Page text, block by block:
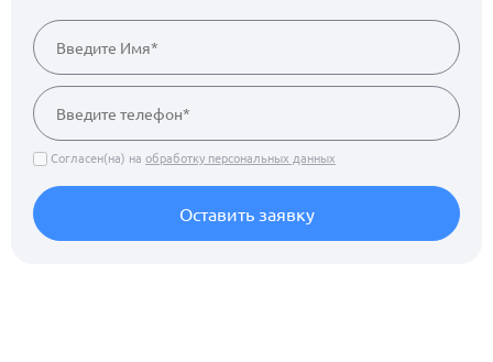
Согласен(на) на обработку персональных данных
Оставить заявку